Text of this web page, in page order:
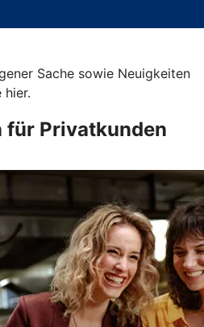
Sache sowie Neuigkeiten
hier.
für Privatkunden